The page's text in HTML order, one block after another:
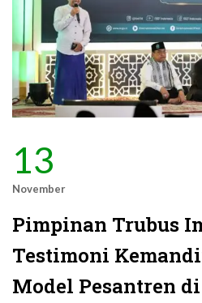
13
November
Pimpinan Trubus
Testimoni
Model Pesantren